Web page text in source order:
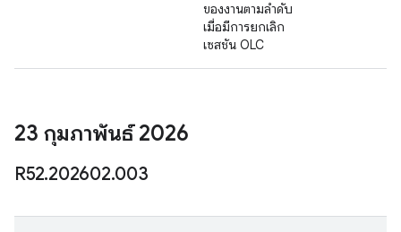
ของงานตามลำดับ
เมื่อมีการยกเลิก
เซสชัน OLC
23 กุมภาพันธ์ 2026
R52.202602.003